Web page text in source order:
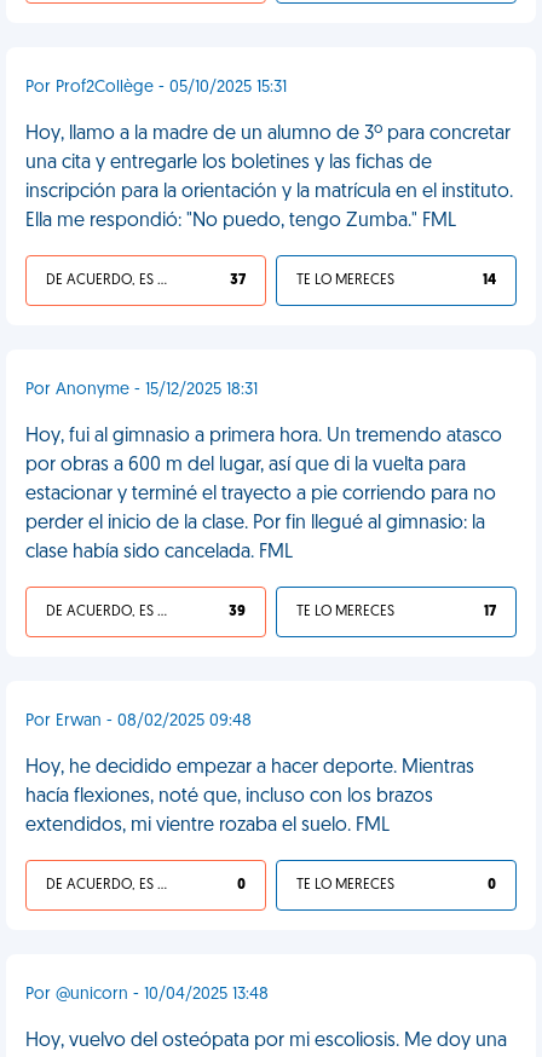
Por Prof2Collège - 05/10/2025 15:31
Hoy, llamo a la madre de un alumno de 3º para concretar
una cita y entregarle los boletines y las fichas de
inscripción para la orientación y la matrícula en el instituto.
Ella me respondió: "No puedo, tengo Zumba." FML
DE ACUERDO, ES UNA VIDA HP 37 TE LO MERECES 14
Por Anonyme - 15/12/2025 18:31
Hoy, fui al gimnasio a primera hora. Un tremendo atasco
por obras a 600 m del lugar, así que di la vuelta para
estacionar y terminé el trayecto a pie corriendo para no
perder el inicio de la clase. Por fin llegué al gimnasio: la
clase había sido cancelada. FML
DE ACUERDO, ES UNA VIDA HP 39 TE LO MERECES 17
Por Erwan - 08/02/2025 09:48
Hoy, he decidido empezar a hacer deporte. Mientras
hacía flexiones, noté que, incluso con los brazos
extendidos, mi vientre rozaba el suelo. FML
DE ACUERDO, ES UNA VIDA HP 0 TE LO MERECES 0
Por @unicorn - 10/04/2025 13:48
Hoy, vuelvo del osteópata por mi escoliosis. Me doy una